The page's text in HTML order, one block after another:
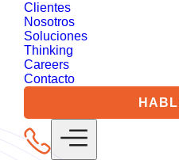
Clientes
Nosotros
Soluciones
Thinking
Careers
Contacto